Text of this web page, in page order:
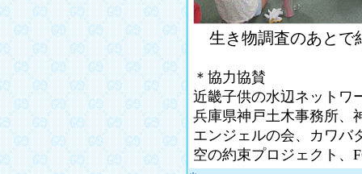
生き物調査のあとで
＊協力協賛
近畿子供の水辺ネットワ
兵庫県神戸土木事務所、
エンジェルの会、カワバ
空の約束プロジェクト、